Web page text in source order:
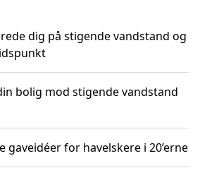
dig på stigende vandstand og
bolig mod stigende vandstand
for havelskere i 20’erne